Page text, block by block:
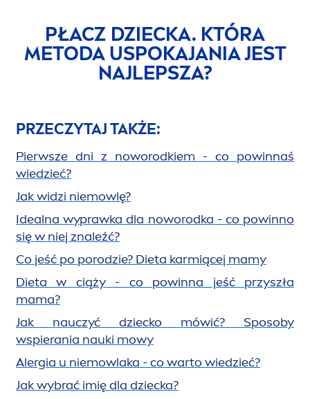
PŁACZ DZIECKA. KTÓRA
METODA USPOKAJANIA JEST
NAJLEPSZA?
PRZECZYTAJ TAKŻE:
Pierwsze dni z noworodkiem - co powinnaś
wiedzieć?
Jak widzi niemowlę?
Idealna wyprawka dla noworodka - co powinno
się w niej znaleźć?
Co jeść po porodzie? Dieta karmiącej mamy
Dieta w ciąży - co powinna jeść przyszła
mama?
Jak nauczyć dziecko mówić? Sposoby
wspierania nauki mowy
Alergia u niemowlaka - co warto wiedzieć?
Jak wybrać imię dla dziecka?